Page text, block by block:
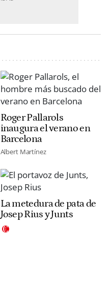
Roger Pallarols
inaugura el verano en
Barcelona
Albert Martínez
La metedura de pata de
Josep Rius y Junts